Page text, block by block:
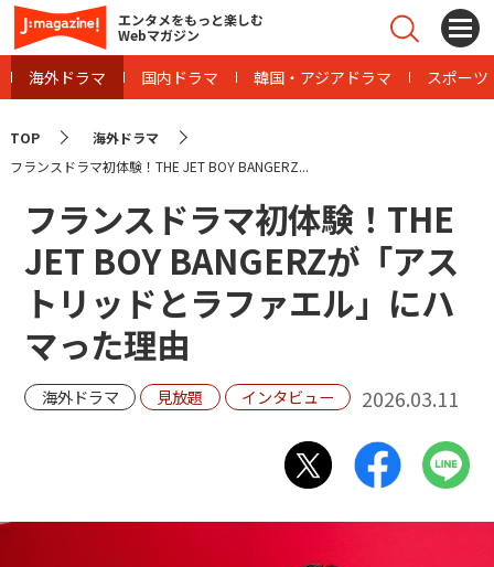
エンタメをもっと楽しむ
Webマガジン
海外ドラマ 国内ドラマ 韓国・アジアドラマ スポーツ
TOP
海外ドラマ
フランスドラマ初体験！THE JET BOY BANGERZ...
フランスドラマ初体験！THE
JET BOY BANGERZが「アス
トリッドとラファエル」にハ
マった理由
海外ドラマ 見放題 インタビュー 2026.03.11